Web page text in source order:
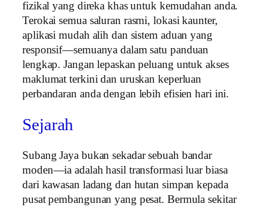
fizikal yang direka khas untuk kemudahan anda.
Terokai semua saluran rasmi, lokasi kaunter,
aplikasi mudah alih dan sistem aduan yang
responsif—semuanya dalam satu panduan
lengkap. Jangan lepaskan peluang untuk akses
maklumat terkini dan uruskan keperluan
perbandaran anda dengan lebih efisien hari ini.
Sejarah
Subang Jaya bukan sekadar sebuah bandar
moden—ia adalah hasil transformasi luar biasa
dari kawasan ladang dan hutan simpan kepada
pusat pembangunan yang pesat. Bermula sekitar